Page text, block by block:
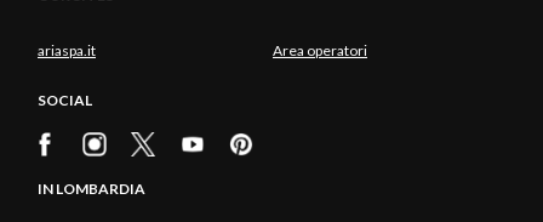
ariaspa.it Area operatori
SOCIAL
IN LOMBARDIA